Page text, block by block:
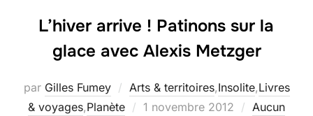
L’hiver arrive ! Patinons sur la
glace avec Alexis Metzger
par Gilles Fumey Arts & territoires,Insolite,Livres
& voyages,Planète
Publié
1 novembre 2012
Aucun